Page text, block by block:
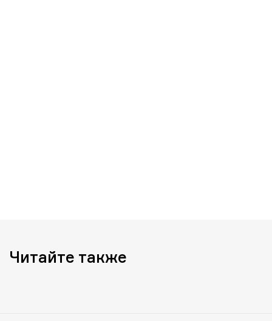
Читайте также